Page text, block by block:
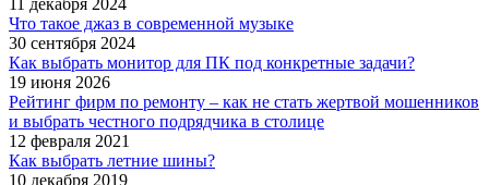
Что такое джаз в современной музыке
30 сентября 2024
Как выбрать монитор для ПК под конкретные задачи?
19 июня 2026
Рейтинг фирм по ремонту – как не стать жертвой мошенников
и выбрать честного подрядчика в столице
12 февраля 2021
Как выбрать летние шины?
10 декабря 2019